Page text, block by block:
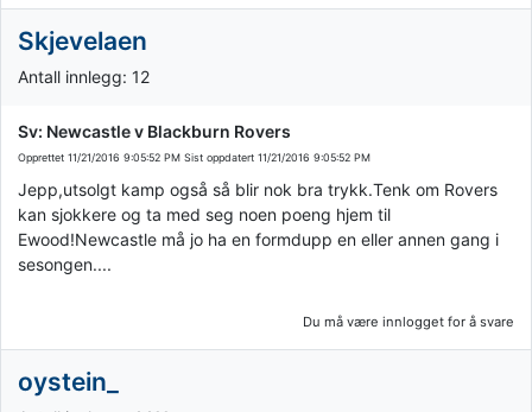
Skjevelaen
Antall innlegg: 12
Sv: Newcastle v Blackburn Rovers
Opprettet 11/21/2016 9:05:52 PM Sist oppdatert 11/21/2016 9:05:52 PM
Jepp,utsolgt kamp også så blir nok bra trykk.Tenk om Rovers
kan sjokkere og ta med seg noen poeng hjem til
Ewood!Newcastle må jo ha en formdupp en eller annen gang i
sesongen....
Du må være innlogget for å svare
oystein_